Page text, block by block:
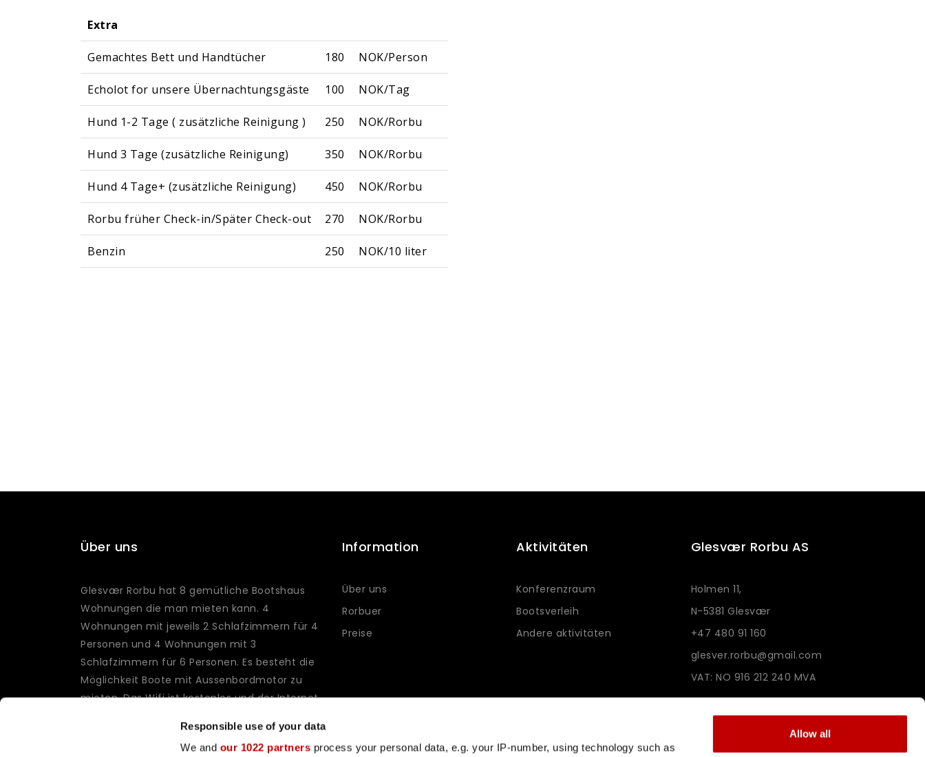
Responsible use of your data
We and our 1022 partners process your personal data, e.g. your IP-number, using technology such as
Allow all
Extra
Gemachtes Bett und Handtücher 180 NOK/Person
Echolot for unsere Übernachtungsgäste 100 NOK/Tag
Hund 1-2 Tage ( zusätzliche Reinigung ) 250 NOK/Rorbu
Hund 3 Tage (zusätzliche Reinigung) 350 NOK/Rorbu
Hund 4 Tage+ (zusätzliche Reinigung) 450 NOK/Rorbu
Rorbu früher Check-in/Später Check-out 270 NOK/Rorbu
Benzin 250 NOK/10 liter
Über uns
Glesvær Rorbu hat 8 gemütliche Bootshaus
Wohnungen die man mieten kann. 4
Wohnungen mit jeweils 2 Schlafzimmern für 4
Personen und 4 Wohnungen mit 3
Schlafzimmern für 6 Personen. Es besteht die
Möglichkeit Boote mit Aussenbordmotor zu
mieten. Das Wifi ist kostenlos und der Internet
Information
Über uns
Rorbuer
Preise
Aktivitäten
Konferenzraum
Bootsverleih
Andere aktivitäten
Glesvær Rorbu AS
Holmen 11,
N-5381 Glesvær
+47 480 91 160
glesver.rorbu@gmail.com
VAT: NO 916 212 240 MVA